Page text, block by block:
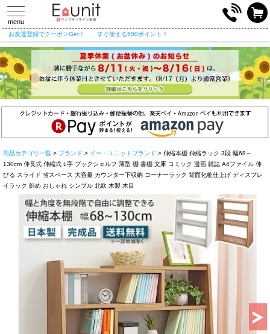
toggle
navigation
menu
お友達登録でクーポンGet！ すぐ使える500ポイント！
商品カテゴリ一覧 > ブランド > イー・ユニットブランド > 伸縮本棚 伸縮ラック 3段 幅68～
130cm 伸長式 伸縮式 L字 ブックシェルフ 薄型 棚 書棚 文庫 コミック 漫画 雑誌 A4ファイル 伸
びる スライド 省スペース 大容量 カウンター下収納 コーナーラック 背面化粧仕上げ ディスプレ
イラック 斜め おしゃれ シンプル 北欧 木製 木目